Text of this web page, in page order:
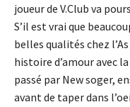
joueur de V.Club va
S’il est vrai que
belles qualités chez
histoire d’amour avec
passé par New soger,
avant de taper dans